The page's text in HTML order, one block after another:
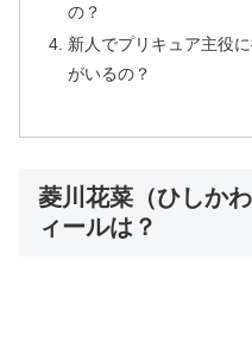
の？
新人でプリキュア主役
がいるの？
菱川花菜（ひしか
ィールは？